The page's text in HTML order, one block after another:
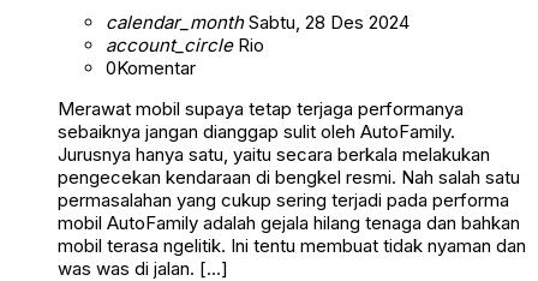
calendar_monthSabtu, 28 Des 2024
account_circleRio
0Komentar
Merawat mobil supaya tetap terjaga performanya
sebaiknya jangan dianggap sulit oleh AutoFamily.
Jurusnya hanya satu, yaitu secara berkala melakukan
pengecekan kendaraan di bengkel resmi. Nah salah satu
permasalahan yang cukup sering terjadi pada performa
mobil AutoFamily adalah gejala hilang tenaga dan bahkan
mobil terasa ngelitik. Ini tentu membuat tidak nyaman dan
was was di jalan. […]